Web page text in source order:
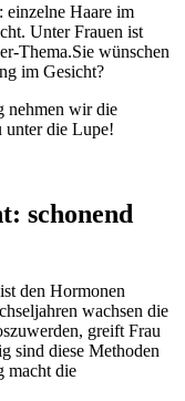
einzelne Haare im
Unter Frauen ist
Thema.Sie wünschen
im Gesicht?
nehmen wir die
unter die Lupe!
schonend
den Hormonen
wachsen die
greift Frau
sind diese Methoden
macht die